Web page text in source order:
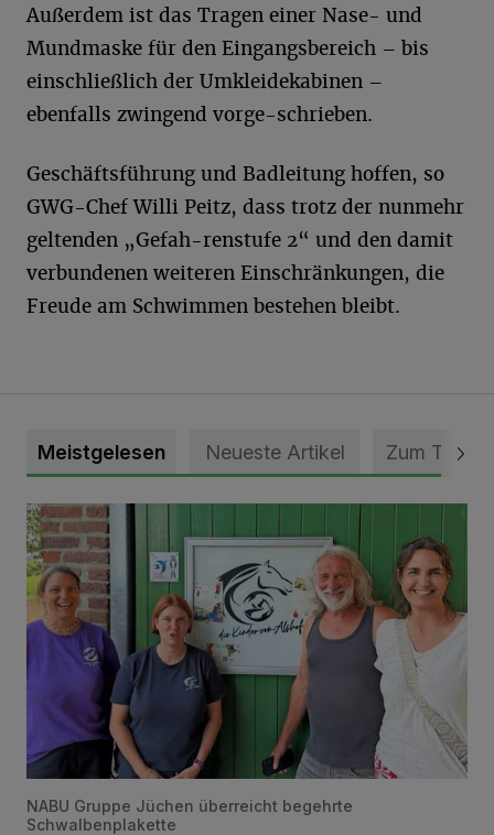
Außerdem ist das Tragen einer Nase- und
Mundmaske für den Eingangsbereich – bis
einschließlich der Umkleidekabinen –
ebenfalls zwingend vorge-schrieben.
Geschäftsführung und Badleitung hoffen, so
GWG-Chef Willi Peitz, dass trotz der nunmehr
geltenden „Gefah-renstufe 2“ und den damit
verbundenen weiteren Einschränkungen, die
Freude am Schwimmen bestehen bleibt.
Meistgelesen Neueste Artikel Zum Thema
Vorbildlicher Einsatz für den Artenschutz gewürdigt
NABU Gruppe Jüchen überreicht begehrte
Schwalbenplakette